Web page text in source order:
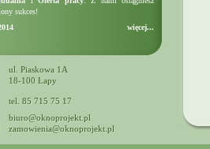
sukces!
więcej...
ul. Piaskowa 1A
18-100 Łapy
tel. 85 715 75 17
biuro@oknoprojekt.pl
zamowienia@oknoprojekt.pl